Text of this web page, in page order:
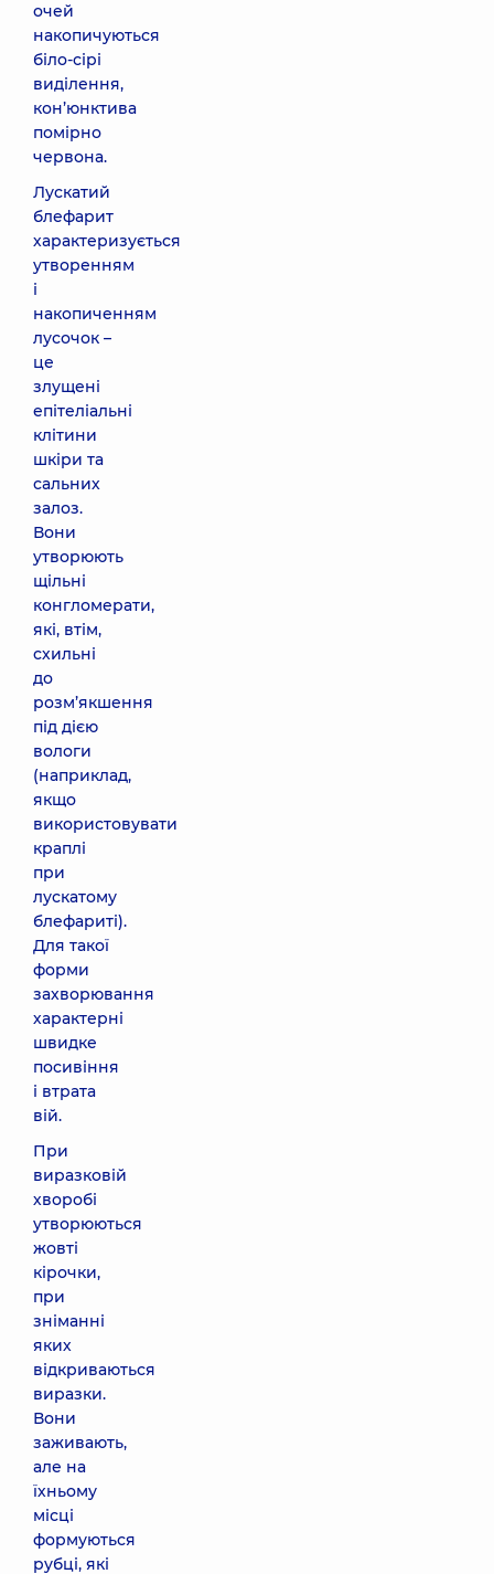
очей
накопичуються
біло-сірі
виділення,
кон’юнктива
помірно
червона.
Лускатий
блефарит
характеризується
утворенням
і
накопиченням
лусочок –
це
злущені
епітеліальні
клітини
шкіри та
сальних
залоз.
Вони
утворюють
щільні
конгломерати,
які, втім,
схильні
до
розм’якшення
під дією
вологи
(наприклад,
якщо
використовувати
краплі
при
лускатому
блефариті).
Для такої
форми
захворювання
характерні
швидке
посивіння
і втрата
вій.
При
виразковій
хворобі
утворюються
жовті
кірочки,
при
зніманні
яких
відкриваються
виразки.
Вони
заживають,
але на
їхньому
місці
формуються
рубці, які